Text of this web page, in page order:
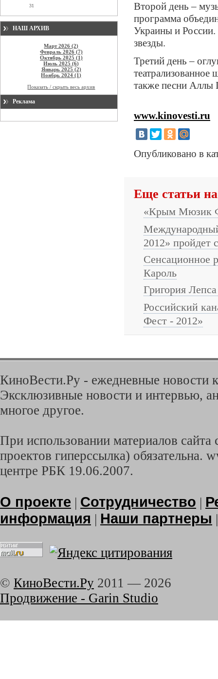
31
НАШ АРХИВ
Март 2026 (2)
Февраль 2026 (7)
Октябрь 2025 (1)
Июль 2025 (6)
Январь 2025 (2)
Ноябрь 2024 (1)
Показать / скрыть весь архив
Реклама
Второй день –
программа
Украины и России.
звезды.
Третий день –
театрализованное
также песни Аллы
www.kinovesti.ru
Опубликовано в
Еще статьи
«Крым Мюзик
2012» пройдет
Сенсационное
Кароль
Григория
Российский
Фест - 2012»
КиноВести.Ру - ежедневные новости
Эксклюзивные новости и интервью,
многое другое.
При использовании материалов
проектов гиперссылка) обязательна.
центре РБК 19.06.2007.
О проекте | Сотрудничество |
информация | Наши партнеры
© КиноВести.Ру 2011 — 2026
Продвижение - Garin Studio